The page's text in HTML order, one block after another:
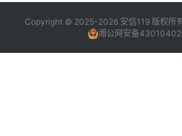
Copyright © 2025-2026 安信119 版权所
湘公网安备